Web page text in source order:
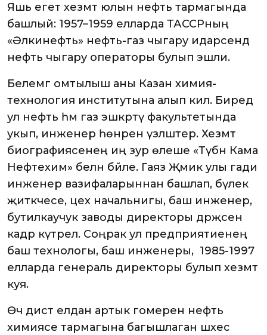
Яшь егет хезмәт юлын нефть тармагында
башлый: 1957–1959 елларда ТАССРның
«Әлкинефть» нефть-газ чыгару идарәсендә
нефть чыгару операторы булып эшли.
Белемгә омтылыш аны Казан химия-
технология институтына алып килә. Биредә
ул нефть һәм газ эшкәртү факультетында
укып, инженер һөнәрен үзләштерә. Хезмәт
биографиясенең иң зур өлеше «Түбән Кама
Нефтехим» белән бәйле. Гаяз Җәмик улы гади
инженер вазифаларыннан башлап, бүлек
җитәкчесе, цех начальнигы, баш инженер,
бутилкаучук заводы директоры дәрәҗәсенә
кадәр күтәрелә. Соңрак ул предприятиенең
баш технологы, баш инженеры, ә 1985-1997
елларда генераль директоры булып хезмәт
куя.
Өч дистә елдан артык гомерен нефть
химиясе тармагына багышлаган шәхес